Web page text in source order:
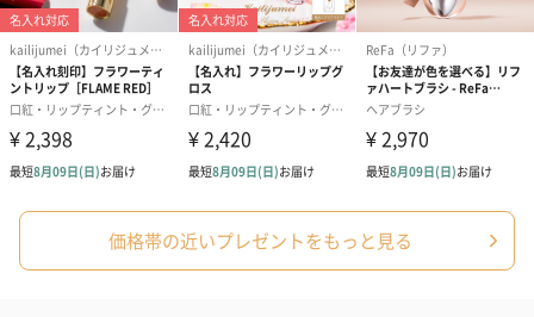
アールグレイ（HAPPY
BIRTHDAY TO YOU）
（660円）
アールグレイティー
（660円）
フルーツティ
円）
価格帯の近いプレゼントをもっと見る